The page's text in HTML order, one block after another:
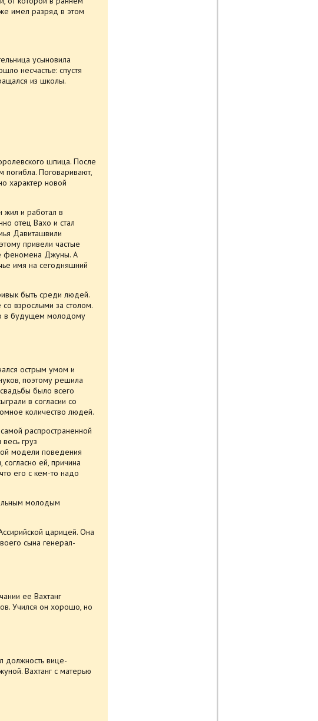
имел разряд в этом
усыновила
несчастье: спустя
из школы.
шпица. После
Поговаривают,
характер новой
и работал в
отец Вахо и стал
Давиташвили
привели частые
феномена Джуны. А
имя на сегодняшний
быть среди людей.
взрослыми за столом.
в будущем молодому
острым умом и
поэтому решила
было всего
в согласии со
количество людей.
распространенной
груз
модели поведения
ей, причина
его с кем-то надо
молодым
царицей. Она
сына генерал-
ее Вахтанг
Учился он хорошо, но
должность вице-
Вахтанг с матерью